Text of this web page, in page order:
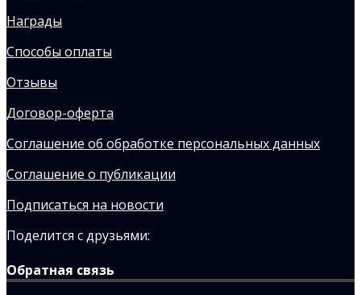
Награды
Способы оплаты
Отзывы
Договор-оферта
Соглашение об обработке персональных данных
Соглашение о публикации
Подписаться на новости
Поделится с друзьями:
Обратная связь